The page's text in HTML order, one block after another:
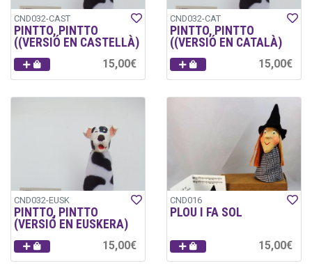
CND032-CAST
PINTTO, PINTTO
((VERSIÓ EN CASTELLÀ)
15,00€
CND032-CAT
PINTTO, PINTTO
((VERSIÓ EN CATALÀ)
15,00€
CND032-EUSK
PINTTO, PINTTO
(VERSIÓ EN EUSKERA)
15,00€
CND016
PLOU I FA SOL
15,00€